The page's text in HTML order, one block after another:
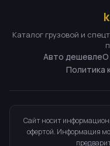
Каталог грузовой и
Авто дешевлеО
Политика
Сайт носит
офертой. Информация